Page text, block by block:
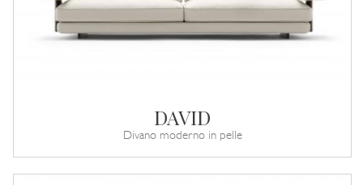
DAVID
Divano moderno in pelle